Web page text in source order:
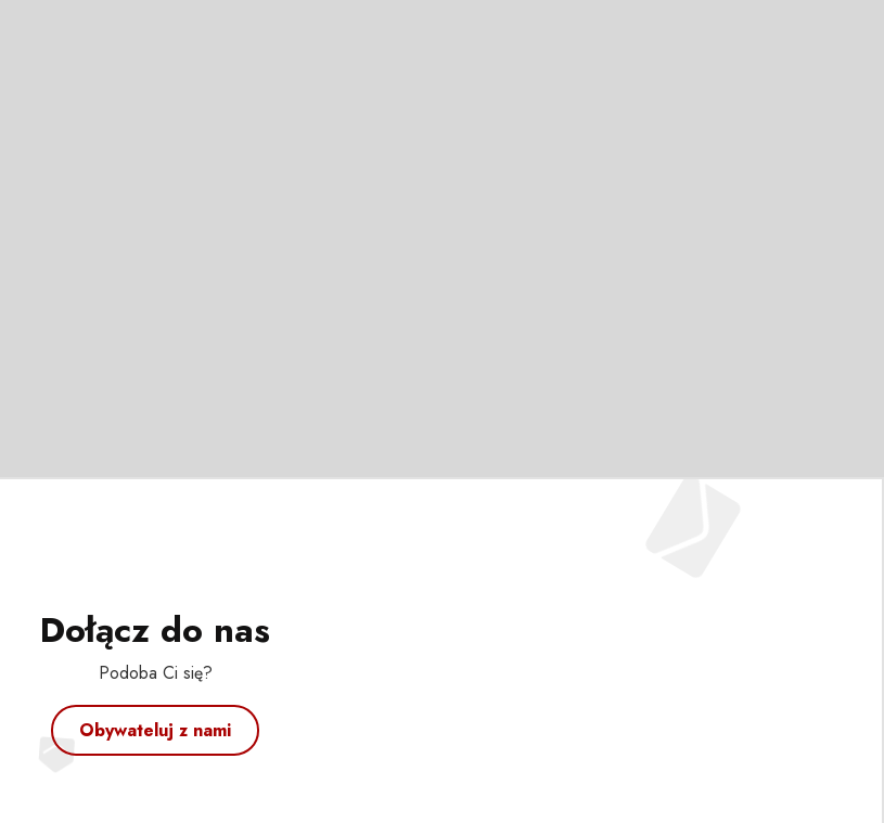
Dołącz do nas
Podoba Ci się?
Obywateluj z nami